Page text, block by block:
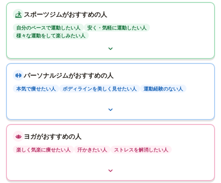
スポーツジムがおすすめの人
自分のペースで運動したい人
安く・気軽に運動したい人
様々な運動をして楽しみたい人
パーソナルジムがおすすめの人
本気で痩せたい人 ボディラインを美しく見せたい人 運動経験のない人
ヨガがおすすめの人
楽しく気楽に痩せたい人 汗かきたい人 ストレスを解消したい人